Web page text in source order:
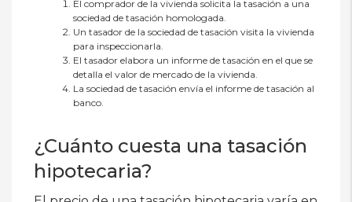
El comprador de la vivienda solicita la tasación a una
sociedad de tasación homologada.
Un tasador de la sociedad de tasación visita la vivienda
para inspeccionarla.
El tasador elabora un informe de tasación en el que se
detalla el valor de mercado de la vivienda.
La sociedad de tasación envía el informe de tasación al
banco.
¿Cuánto cuesta una tasación
hipotecaria?